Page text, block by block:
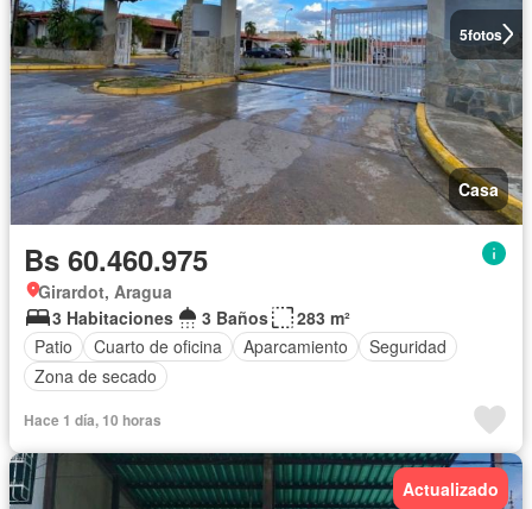
5fotos
Casa
Bs 60.460.975
Girardot, Aragua
3 Habitaciones
3 Baños
283 m²
Patio
Cuarto de oficina Aparcamiento
Seguridad
Zona de secado
Hace 1 día, 10 horas
Actualizado